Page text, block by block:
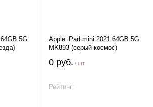
5G
Apple iPad mini 2021 64GB 5G
MK893 (серый космос)
0 руб. / шт
Рейтинг: